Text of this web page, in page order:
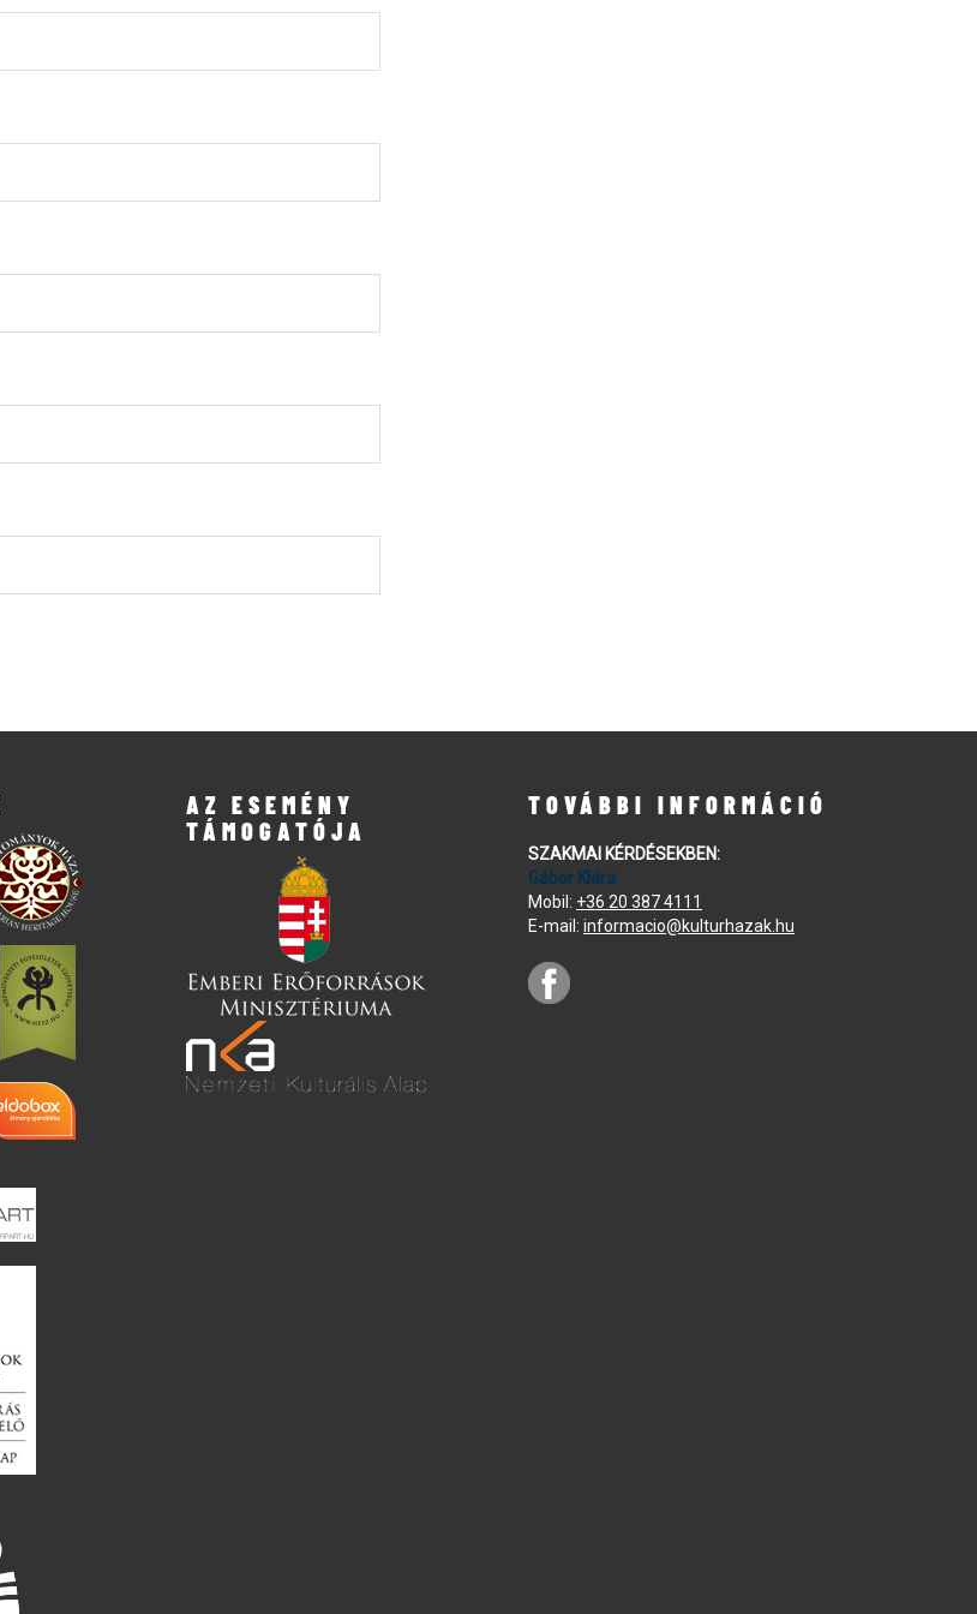
AZ ESEMÉNY
TÁMOGATÓJA
TOVÁBBI INFORMÁCIÓ
SZAKMAI KÉRDÉSEKBEN:
Gábor Klára
Mobil: +36 20 387 4111
E-mail: informacio@kulturhazak.hu